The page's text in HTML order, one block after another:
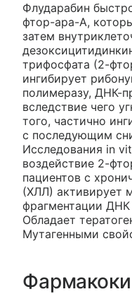
Флударабин
фтор-ара-А,
затем
трифосфата (2-
ингибирует
полимеразу, ДНК-
вследствие чего
того, частично
с последующим
Исследования in
воздействие 2-
пациентов с
(ХЛЛ) активирует
фрагментации ДНК
Обладает
Мутагенными